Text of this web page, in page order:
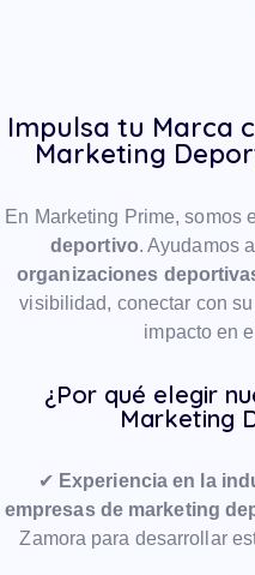
Impulsa tu Marca
Marketing
En Marketing Prime, somos
deportivo. Ayudamos
organizaciones
visibilidad, conectar con
impacto en
¿Por qué elegir
Marketing
✔ Experiencia en la
empresas de marketing
Zamora para desarrollar